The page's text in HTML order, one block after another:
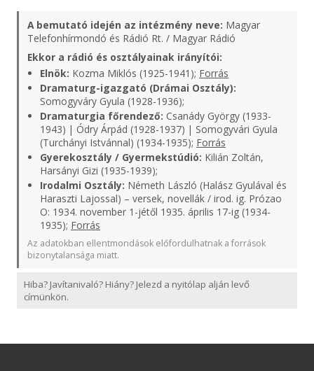
A bemutató idején az intézmény neve: Magyar
Telefonhírmondó és Rádió Rt. / Magyar Rádió
Ekkor a rádió és osztályainak irányítói:
Elnök: Kozma Miklós (1925-1941); Forrás
Dramaturg-igazgató (Drámai Osztály):
Somogyváry Gyula (1928-1936);
Dramaturgia főrendező: Csanády György (1933-
1943) | Ódry Árpád (1928-1937) | Somogyvári Gyula
(Turchányi Istvánnal) (1934-1935); Forrás
Gyerekosztály / Gyermekstúdió: Kilián Zoltán,
Harsányi Gizi (1935-1939);
Irodalmi Osztály: Németh László (Halász Gyulával és
Haraszti Lajossal) – versek, novellák / irod. ig. Prózao
O: 1934. november 1-jétől 1935. április 17-ig (1934-
1935); Forrás
Az adatokban ellentmondások előfordulhatnak a források
bizonytalansága miatt.
Hiba? Javítanivaló? Hiány? Jelezd a nyitólap alján levő
címünkön.